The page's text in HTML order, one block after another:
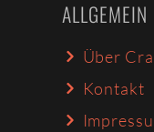
ALLGEMEIN
Über
Kontakt